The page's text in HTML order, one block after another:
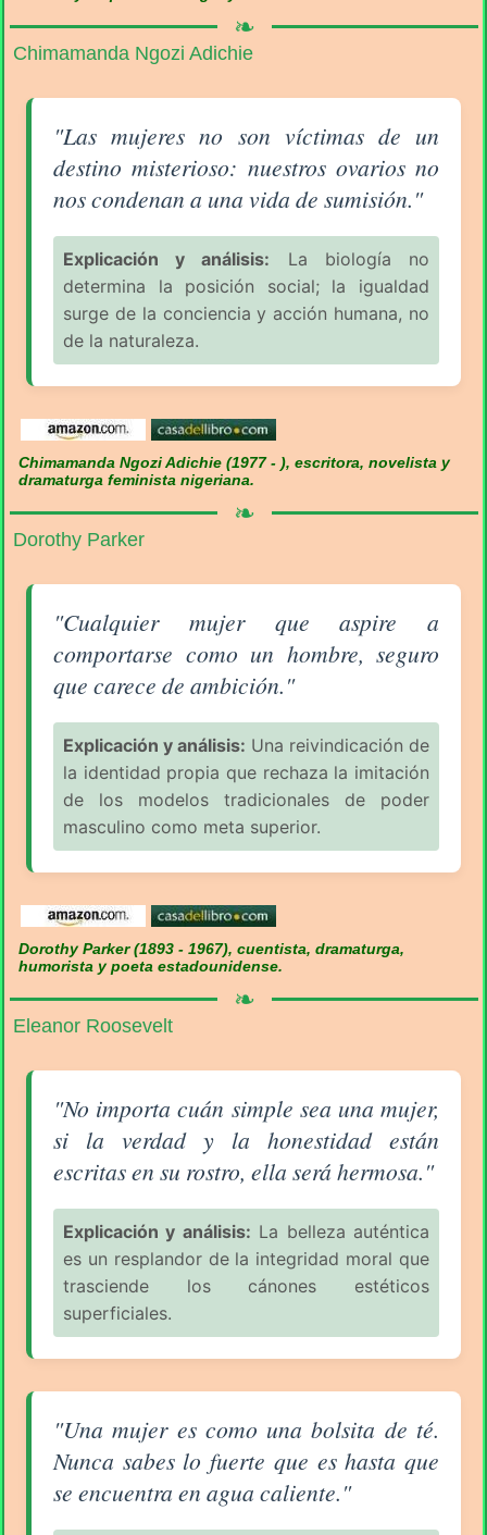
❧
Chimamanda Ngozi Adichie
Aforismo sobre la Mujer (pág. 3/18) - Chimamanda
"Las mujeres no son víctimas de un
destino misterioso: nuestros ovarios no
nos condenan a una vida de sumisión."
Explicación y análisis: La biología no
determina la posición social; la igualdad
surge de la conciencia y acción humana, no
de la naturaleza.
Chimamanda Ngozi Adichie (1977 - ), escritora, novelista y
dramaturga feminista nigeriana.
❧
Dorothy Parker
Aforismo sobre la Mujer (pág. 3/18) - Dorothy
"Cualquier mujer que aspire a
comportarse como un hombre, seguro
que carece de ambición."
Explicación y análisis: Una reivindicación de
la identidad propia que rechaza la imitación
de los modelos tradicionales de poder
masculino como meta superior.
Dorothy Parker (1893 - 1967), cuentista, dramaturga,
humorista y poeta estadounidense.
❧
Eleanor Roosevelt
Aforismo sobre la Mujer (pág. 3/18) - Eleanor
"No importa cuán simple sea una mujer,
si la verdad y la honestidad están
escritas en su rostro, ella será hermosa."
Explicación y análisis: La belleza auténtica
es un resplandor de la integridad moral que
trasciende los cánones estéticos
superficiales.
Aforismo sobre la Mujer (pág. 3/18) - Eleanor
"Una mujer es como una bolsita de té.
Nunca sabes lo fuerte que es hasta que
se encuentra en agua caliente."